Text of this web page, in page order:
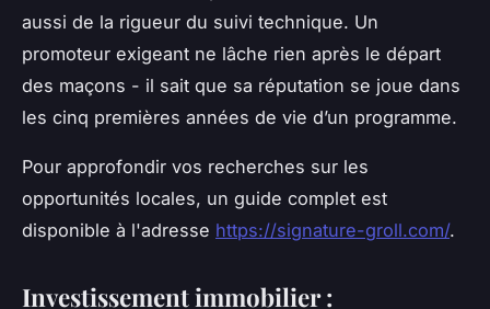
aussi de la rigueur du suivi technique. Un
promoteur exigeant ne lâche rien après le départ
des maçons - il sait que sa réputation se joue dans
les cinq premières années de vie d’un programme.
Pour approfondir vos recherches sur les
opportunités locales, un guide complet est
disponible à l'adresse https://signature-groll.com/.
Investissement immobilier :